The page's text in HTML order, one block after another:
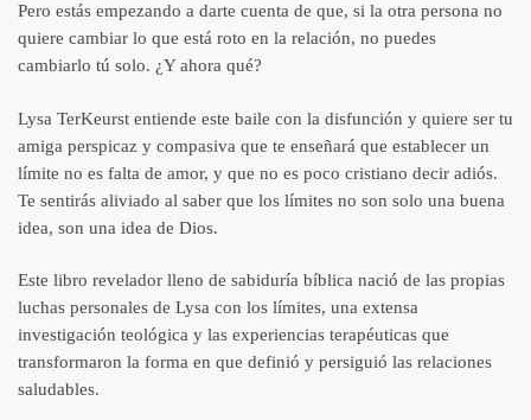
Pero estás empezando a darte cuenta de que, si la otra persona no
quiere cambiar lo que está roto en la relación, no puedes
cambiarlo tú solo. ¿Y ahora qué?
Lysa TerKeurst entiende este baile con la disfunción y quiere ser tu
amiga perspicaz y compasiva que te enseñará que establecer un
límite no es falta de amor, y que no es poco cristiano decir adiós.
Te sentirás aliviado al saber que los límites no son solo una buena
idea, son una idea de Dios.
Este libro revelador lleno de sabiduría bíblica nació de las propias
luchas personales de Lysa con los límites, una extensa
investigación teológica y las experiencias terapéuticas que
transformaron la forma en que definió y persiguió las relaciones
saludables.